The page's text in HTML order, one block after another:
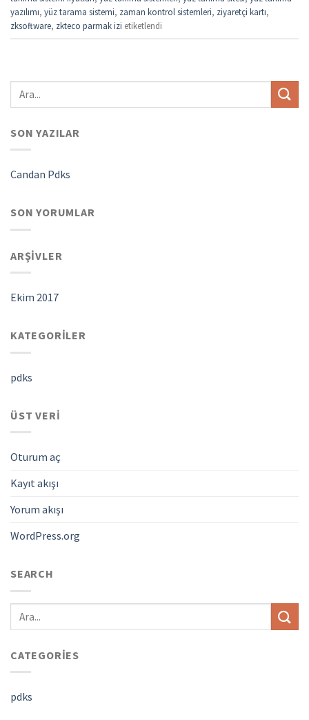
yazılımı, yüz tarama sistemi, zaman kontrol sistemleri, ziyaretçi kartı,
zksoftware, zkteco parmak izi etiketlendi
SON YAZILAR
Candan Pdks
SON YORUMLAR
ARŞIVLER
Ekim 2017
KATEGORILER
pdks
ÜST VERI
Oturum aç
Kayıt akışı
Yorum akışı
WordPress.org
SEARCH
CATEGORIES
pdks